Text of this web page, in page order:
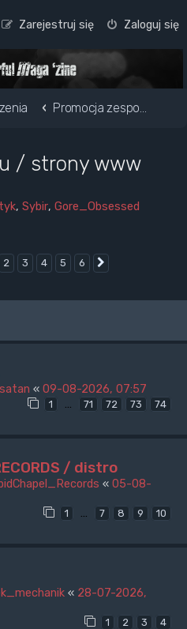
Zaloguj się
Zarejestruj się
Promocja zespołu / strony www
/ strony www
, Sybir, Gore_Obsessed
2 3 4 5 6
« 09-08-2026, 07:57
1 … 71 72 73 74
/ distro
« 05-08-
1 … 7 8 9 10
« 28-07-2026,
1 2 3 4